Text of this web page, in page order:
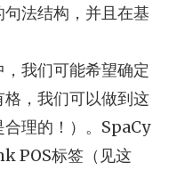
法结构，并且在基
我们可能希望确定
，我们可以做到这
理的！）。SpaCy
POS标签（见这